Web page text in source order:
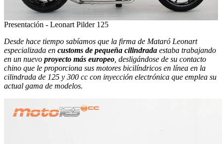
Presentación - Leonart Pilder 125
Desde hace tiempo sabíamos que la firma de Mataró Leonart
especializada en customs de pequeña cilindrada estaba trabajando
en un nuevo proyecto más europeo, desligándose de su contacto
chino que le proporciona sus motores bicilíndricos en línea en la
cilindrada de 125 y 300 cc con inyección electrónica que emplea su
actual gama de modelos.